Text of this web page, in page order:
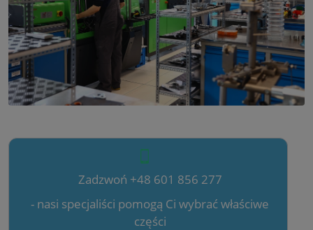
Zadzwoń +48 601 856 277
- nasi specjaliści pomogą Ci wybrać właściwe
części